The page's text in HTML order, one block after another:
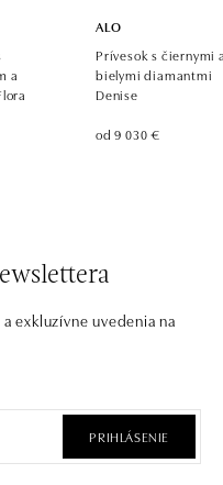
a
ALO
Prívesok s čiernymi
bielymi diamantmi
Denise
od 9 030 €
exkluzívne uvedenia na
PRIHLÁSENIE